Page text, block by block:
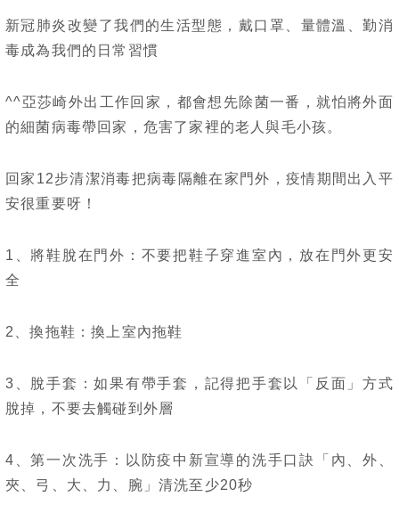
新冠肺炎改變了我們的生活型態，戴口罩、量體溫、勤消
毒成為我們的日常習慣
^^亞莎崎外出工作回家，都會想先除菌一番，就怕將外面
的細菌病毒帶回家，危害了家裡的老人與毛小孩。
回家12步清潔消毒把病毒隔離在家門外，疫情期間出入平
安很重要呀！
1、將鞋脫在門外：不要把鞋子穿進室內，放在門外更安
全
2、換拖鞋：換上室內拖鞋
3、脫手套：如果有帶手套，記得把手套以「反面」方式
脫掉，不要去觸碰到外層
4、第一次洗手：以防疫中新宣導的洗手口訣「內、外、
夾、弓、大、力、腕」清洗至少20秒